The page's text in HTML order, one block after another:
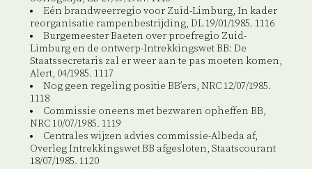
Eén brandweerregio voor Zuid-Limburg, In kader
reorganisatie rampenbestrijding, DL 19/01/1985. 1116
Burgemeester Baeten over proefregio Zuid-
Limburg en de ontwerp-Intrekkingswet BB: De
Staatssecretaris zal er weer aan te pas moeten komen,
Alert, 04/1985. 1117
Nog geen regeling positie BB’ers, NRC 12/07/1985.
1118
Commissie oneens met bezwaren opheffen BB,
NRC 10/07/1985. 1119
Centrales wijzen advies commissie-Albeda af,
Overleg Intrekkingswet BB afgesloten, Staatscourant
18/07/1985. 1120